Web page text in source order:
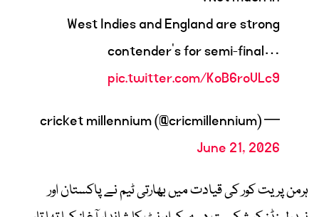
West Indies and England are strong
contender's for semi-final…
pic.twitter.com/KoB6roVLc9
— cricket millennium (@cricmillennium)
June 21, 2026
ہرمن پریت کور کی قیادت میں بھارتی ٹیم نے پاکستان اور